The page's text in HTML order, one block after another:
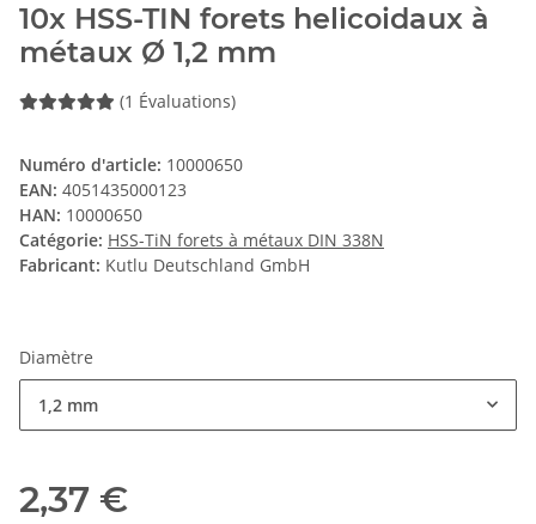
10x HSS-TIN forets helicoidaux à
métaux Ø 1,2 mm
(1 Évaluations)
Numéro d'article: 10000650
EAN: 4051435000123
HAN: 10000650
Catégorie: HSS-TiN forets à métaux DIN 338N
Fabricant: Kutlu Deutschland GmbH
Diamètre
1,2 mm
2,37 €